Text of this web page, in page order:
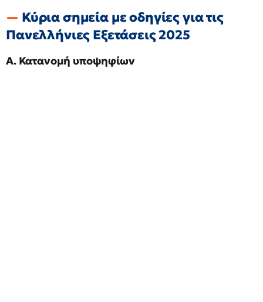
Κύρια σημεία με οδηγίες για τις
Πανελλήνιες Εξετάσεις 2025
Α. Κατανομή υποψηφίων